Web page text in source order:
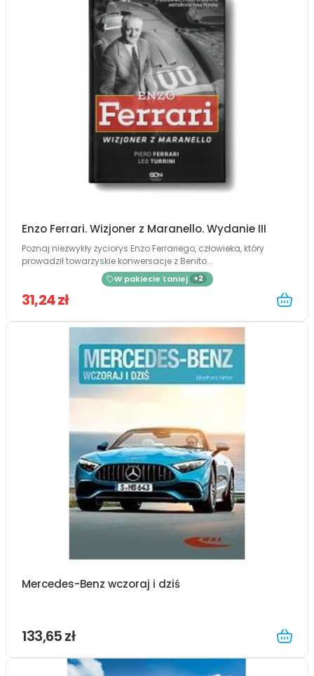
Enzo Ferrari. Wizjoner z Maranello. Wydanie III
Poznaj niezwykły życiorys Enzo Ferrariego, człowieka, który
prowadził towarzyskie konwersacje z Benito...
W pakiecie taniej +2
31,24 zł
Mercedes-Benz wczoraj i dziś
133,65 zł